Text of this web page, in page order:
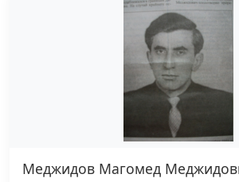
Меджидов Магомед